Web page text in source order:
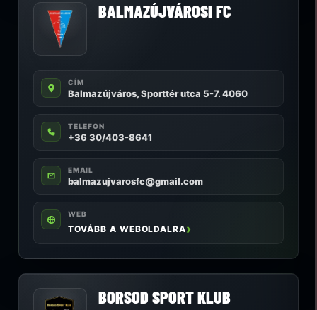
BALMAZÚJVÁROSI FC
CÍM
Balmazújváros, Sporttér utca 5-7. 4060
TELEFON
+36 30/403-8641
EMAIL
balmazujvarosfc@gmail.com
WEB
TOVÁBB A WEBOLDALRA
BORSOD SPORT KLUB